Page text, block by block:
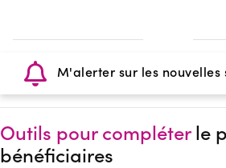
M'alerter sur les nouvelles
Outils pour compléterle
bénéficiaires